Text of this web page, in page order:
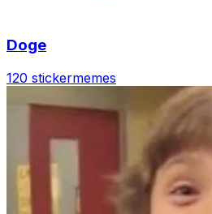
Doge
120 stickermemes